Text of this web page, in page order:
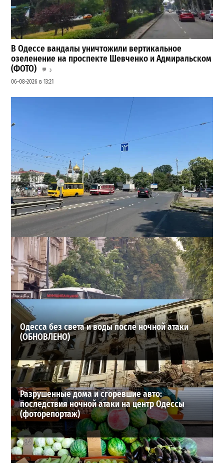
В Одессе вандалы уничтожили вертикальное
озеленение на проспекте Шевченко и Адмиральском
(ФОТО)
3
06-08-2026 в 13:21
В Одессе на Среднефонтанской изменили схему
движения: что важно знать водителям
08-08-2026 в 09:29
ВИБОР РЕДАКЦИИ
Одесса без света и воды после ночной атаки
(ОБНОВЛЕНО)
Разрушенные дома и сгоревшие авто:
последствия ночной атаки на центр Одессы
(фоторепортаж)